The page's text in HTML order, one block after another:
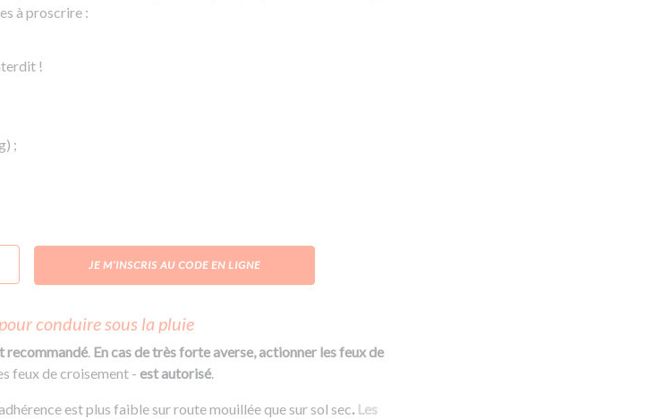
à proscrire :
!
;
JE M’INSCRIS AU CODE EN LIGNE
conduire sous la pluie
recommandé. En cas de très forte averse, actionner les feux de
feux de croisement - est autorisé.
est plus faible sur route mouillée que sur sol sec. Les